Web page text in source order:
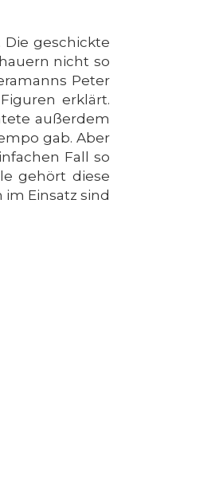
geschickte
nicht so
Peter
erklärt.
außerdem
gab. Aber
Fall so
gehört diese
Einsatz sind